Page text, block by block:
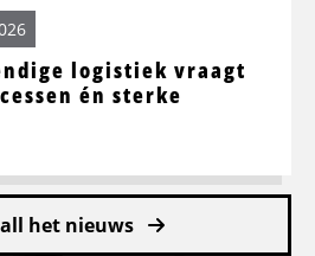
logistiek vraagt
én sterke
het nieuws